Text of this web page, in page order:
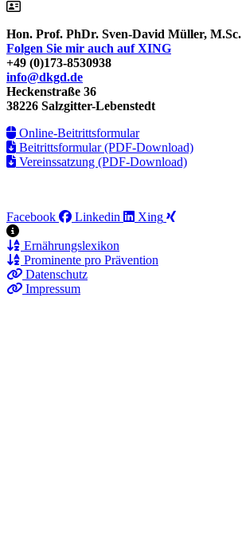
Hon. Prof. PhDr. Sven-David Müller, M.Sc.
Folgen Sie mir auch auf XING
+49 (0)173-8530938
info@dkgd.de
Heckenstraße 36
38226 Salzgitter-Lebenstedt
Online-Beitrittsformular
Beitrittsformular (PDF-Download)
Vereinssatzung (PDF-Download)
Facebook Linkedin Xing
Ernährungslexikon
Prominente pro Prävention
Datenschutz
Impressum